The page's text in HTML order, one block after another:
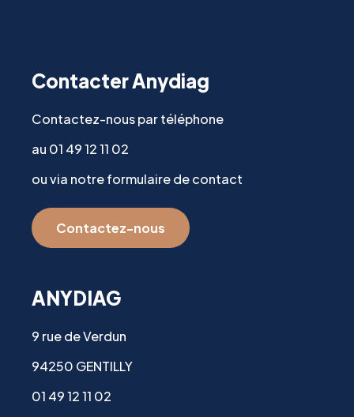
Contacter Anydiag
Contactez-nous par téléphone
au 01 49 12 11 02
ou via notre formulaire de contact
Contactez-nous
ANYDIAG
9 rue de Verdun
94250 GENTILLY
01 49 12 11 02